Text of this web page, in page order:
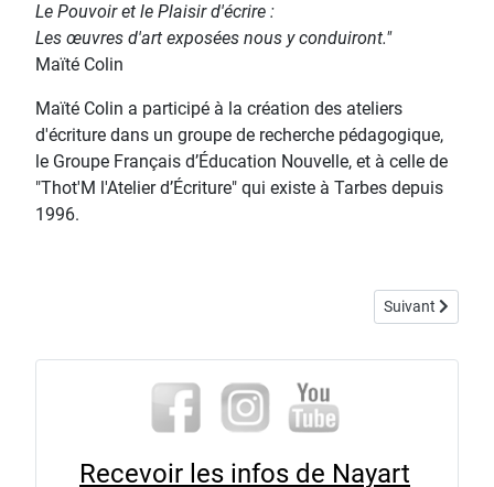
Le Pouvoir et le Plaisir d'écrire :
Les œuvres d'art exposées nous y conduiront."
Maïté Colin
Maïté Colin a participé à la création des ateliers
d'écriture dans un groupe de recherche pédagogique,
le Groupe Français d’Éducation Nouvelle, et à celle de
"Thot'M l'Atelier d’Écriture" qui existe à Tarbes depuis
1996.
Article suivant :
Suivant
Recevoir les infos de Nayart